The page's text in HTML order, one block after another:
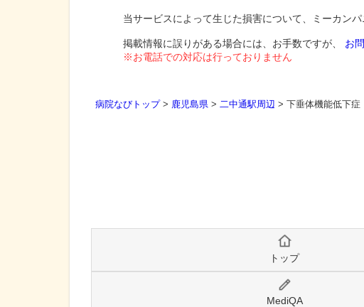
当サービスによって生じた損害について、ミーカン
掲載情報に誤りがある場合には、お手数ですが、 お
※お電話での対応は行っておりません
病院なびトップ> 鹿児島県 > 二中通駅周辺 > 下垂体機能低下症
トップ
MediQA